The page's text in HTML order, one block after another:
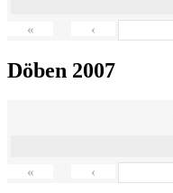
« ‹
Döben 2007
« ‹